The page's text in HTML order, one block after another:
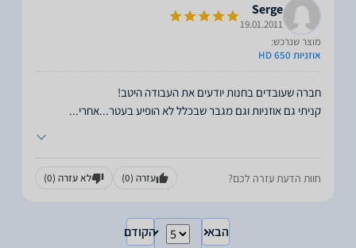
Serge
19.01.2011
מוצר שנרכש:
אוזניות HD 650
קניתי גם אוזניות וגם מגבר שבכלל לא הופיע בעטר...אחרי...
חוות הדעת עזרה לכם? עזרה (0) לא עזרה (0)
הבא הקודם